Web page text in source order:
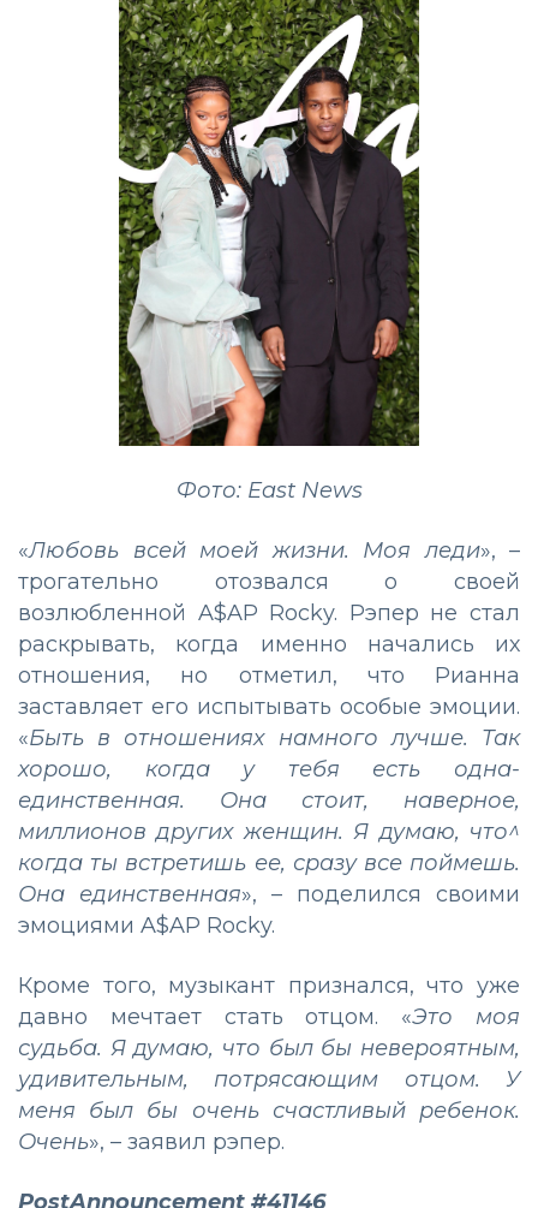
Фото: East News
«Любовь всей моей жизни. Моя леди», –
трогательно отозвался о своей
возлюбленной A$AP Rocky. Рэпер не стал
раскрывать, когда именно начались их
отношения, но отметил, что Рианна
заставляет его испытывать особые эмоции.
«Быть в отношениях намного лучше. Так
хорошо, когда у тебя есть одна-
единственная. Она стоит, наверное,
миллионов других женщин. Я думаю, что^
когда ты встретишь ее, сразу все поймешь.
Она единственная», – поделился своими
эмоциями A$AP Rocky.
Кроме того, музыкант признался, что уже
давно мечтает стать отцом. «Это моя
судьба. Я думаю, что был бы невероятным,
удивительным, потрясающим отцом. У
меня был бы очень счастливый ребенок.
Очень», – заявил рэпер.
PostAnnouncement #41146